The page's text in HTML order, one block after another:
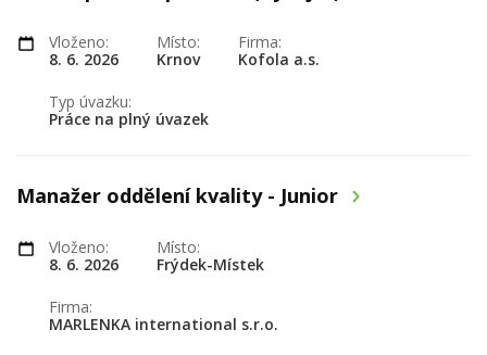
Vloženo:
8. 6. 2026
Místo:
Krnov
Firma:
Kofola a.s.
Typ úvazku:
Práce na plný úvazek
Manažer oddělení kvality - Junior
Vloženo:
8. 6. 2026
Místo:
Frýdek-Místek
Firma:
MARLENKA international s.r.o.